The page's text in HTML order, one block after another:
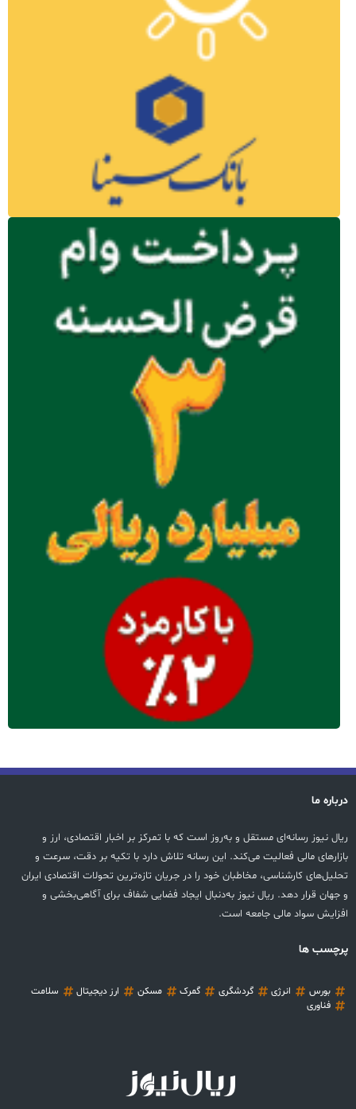
درباره ما
ریال نیوز رسانه‌ای مستقل و به‌روز است که با تمرکز بر اخبار اقتصادی، ارز و
بازارهای مالی فعالیت می‌کند. این رسانه تلاش دارد با تکیه بر دقت، سرعت و
تحلیل‌های کارشناسی، مخاطبان خود را در جریان تازه‌ترین تحولات اقتصادی ایران
و جهان قرار دهد. ریال نیوز به‌دنبال ایجاد فضایی شفاف برای آگاهی‌بخشی و
افزایش سواد مالی جامعه است.
پرچسب ها
بورس انرژی گردشگری گمرک مسکن ارز دیجیتال
سلامت
فناوری